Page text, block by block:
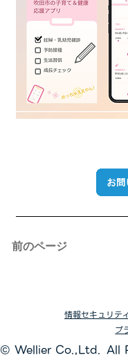
前のページ
© Wellier Co.,Ltd. All
情報セキュリテ
プ